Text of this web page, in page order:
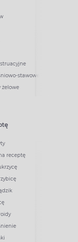
stawowe
żelowe
receptę